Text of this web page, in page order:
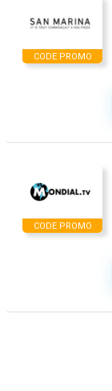
CODE PROMO
CODE PROMO